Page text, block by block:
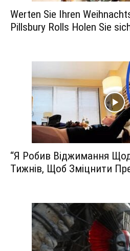
Werten Sie Ihren
Pillsbury Rolls Holen Sie
“Я Робив Віджимання
Тижнів, Щоб Зміцнити